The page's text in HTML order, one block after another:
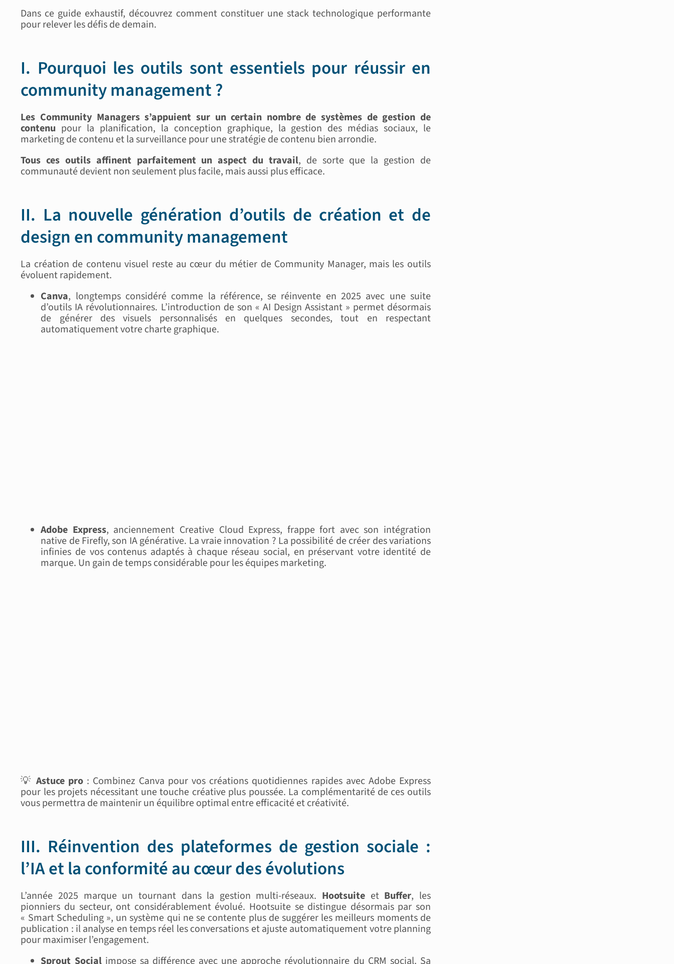
Dans ce guide exhaustif, découvrez comment constituer une stack technologique performante
pour relever les défis de demain.
I. Pourquoi les outils sont essentiels pour réussir en
community management ?
Les Community Managers s’appuient sur un certain nombre de systèmes de gestion de
contenu pour la planification, la conception graphique, la gestion des médias sociaux, le
marketing de contenu et la surveillance pour une stratégie de contenu bien arrondie.
Tous ces outils affinent parfaitement un aspect du travail, de sorte que la gestion de
communauté devient non seulement plus facile, mais aussi plus efficace.
II. La nouvelle génération d’outils de création et de
design en community management
La création de contenu visuel reste au cœur du métier de Community Manager, mais les outils
évoluent rapidement.
Canva, longtemps considéré comme la référence, se réinvente en 2025 avec une suite
d’outils IA révolutionnaires. L’introduction de son « AI Design Assistant » permet désormais
de générer des visuels personnalisés en quelques secondes, tout en respectant
automatiquement votre charte graphique.
Adobe Express, anciennement Creative Cloud Express, frappe fort avec son intégration
native de Firefly, son IA générative. La vraie innovation ? La possibilité de créer des variations
infinies de vos contenus adaptés à chaque réseau social, en préservant votre identité de
marque. Un gain de temps considérable pour les équipes marketing.
💡 Astuce pro: Combinez Canva pour vos créations quotidiennes rapides avec Adobe Express
pour les projets nécessitant une touche créative plus poussée. La complémentarité de ces outils
vous permettra de maintenir un équilibre optimal entre efficacité et créativité.
III. Réinvention des plateformes de gestion sociale :
l’IA et la conformité au cœur des évolutions
L’année 2025 marque un tournant dans la gestion multi-réseaux. Hootsuite et Buffer, les
pionniers du secteur, ont considérablement évolué. Hootsuite se distingue désormais par son
« Smart Scheduling », un système qui ne se contente plus de suggérer les meilleurs moments de
publication : il analyse en temps réel les conversations et ajuste automatiquement votre planning
pour maximiser l’engagement.
Sprout Socialimpose sa différence avec une approche révolutionnaire du CRM social. Sa